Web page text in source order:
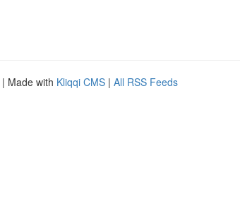
| Made with Kliqqi CMS | All RSS Feeds